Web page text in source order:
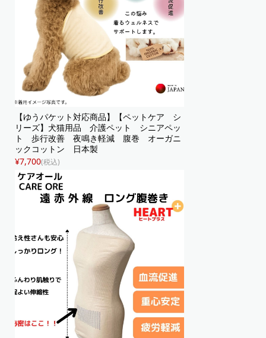
【ゆうパケット対応商品】【ペットケア シ
リーズ】犬猫用品 介護ペット シニアペッ
ト 歩行改善 夜鳴き軽減 腹巻 オーガニ
ックコットン 日本製
¥7,700(税込)